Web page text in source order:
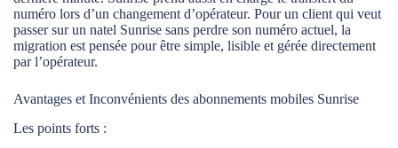
numéro lors d’un changement d’opérateur. Pour un client qui veut
passer sur un natel Sunrise sans perdre son numéro actuel, la
migration est pensée pour être simple, lisible et gérée directement
par l’opérateur.
Avantages et Inconvénients des abonnements mobiles Sunrise
Les points forts :